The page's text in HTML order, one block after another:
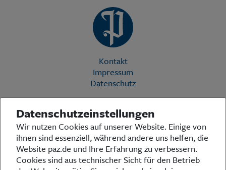
Kontakt
Impressum
Datenschutz
Die Preußische Allgemeine Zeitung (PAZ) ist eine einzigartige Stimme
in der deutschen Medienlandschaft. Woche für Woche berichtet sie
über das aktuelle Zeitgeschehen in Politik, Kultur und Wirtschaft und
bezieht zu den grundlegenden Entwicklungen unserer Gesellschaft
Stellung. In ihrer Arbeit fühlt sich die Redaktion dem traditionellen
preußischen Wertekanon verpflichtet: Das alte Preußen stand und
Datenschutzeinstellungen
Wir nutzen Cookies auf unserer Website. Einige von
ihnen sind essenziell, während andere uns helfen, die
Website paz.de und Ihre Erfahrung zu verbessern.
Cookies sind aus technischer Sicht für den Betrieb